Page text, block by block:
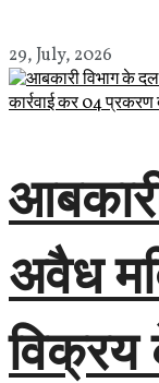
29, July, 2026
अवैध
विक्रय